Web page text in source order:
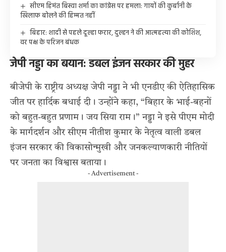
सीएम हिमंत बिस्वा शर्मा का कांग्रेस पर हमला: गायों की कुर्बानी के
खिलाफ बोलने की हिम्मत नहीं
बिहार: शादी से पहले दूल्हा फरार, दुल्हन ने की आत्महत्या की कोशिश,
वर पक्ष के परिजन बंधक
जेपी नड्डा का बयान: डबल इंजन सरकार की मुहर
बीजेपी के राष्ट्रीय अध्यक्ष जेपी नड्डा ने भी एनडीए की ऐतिहासिक
जीत पर हार्दिक बधाई दी। उन्होंने कहा, “बिहार के भाई-बहनों
को बहुत-बहुत प्रणाम। जय सिया राम।” नड्डा ने इसे पीएम मोदी
के मार्गदर्शन और सीएम नीतीश कुमार के नेतृत्व वाली डबल
इंजन सरकार की विकासोन्मुखी और जनकल्याणकारी नीतियों
पर जनता का विश्वास बताया।
- Advertisement -